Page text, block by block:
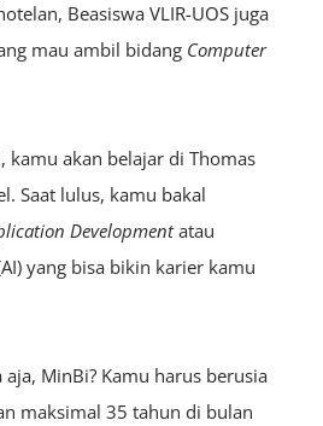
Beasiswa VLIR-UOS juga
mau ambil bidang Computer
kamu akan belajar di Thomas
Saat lulus, kamu bakal
Developmentatau
yang bisa bikin karier kamu
MinBi? Kamu harus berusia
maksimal 35 tahun di bulan